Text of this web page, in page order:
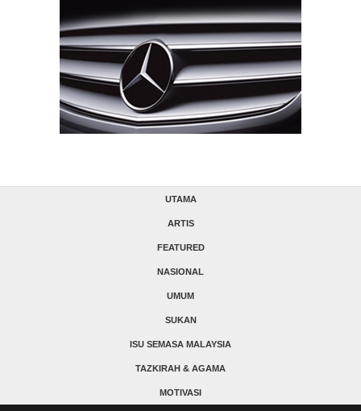
UTAMA
ARTIS
FEATURED
NASIONAL
UMUM
SUKAN
ISU SEMASA MALAYSIA
TAZKIRAH & AGAMA
MOTIVASI